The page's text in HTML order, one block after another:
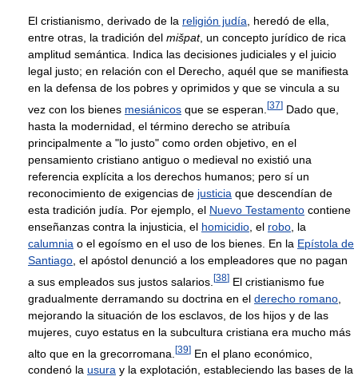
El cristianismo, derivado de la religión judía, heredó de ella,
entre otras, la tradición del mišpat, un concepto jurídico de rica
amplitud semántica. Indica las decisiones judiciales y el juicio
legal justo; en relación con el Derecho, aquél que se manifiesta
en la defensa de los pobres y oprimidos y que se vincula a su
vez con los bienes mesiánicos que se esperan. [37] Dado que,
hasta la modernidad, el término derecho se atribuía
principalmente a "lo justo" como orden objetivo, en el
pensamiento cristiano antiguo o medieval no existió una
referencia explícita a los derechos humanos; pero sí un
reconocimiento de exigencias de justicia que descendían de
esta tradición judía. Por ejemplo, el Nuevo Testamento contiene
enseñanzas contra la injusticia, el homicidio , el robo , la
calumnia o el egoísmo en el uso de los bienes. En la Epístola de
Santiago , el apóstol denunció a los empleadores que no pagan
a sus empleados sus justos salarios. [38] El cristianismo fue
gradualmente derramando su doctrina en el derecho romano
mejorando la situación de los esclavos, de los hijos y de las
mujeres, cuyo estatus en la subcultura cristiana era mucho más
alto que en la grecorromana. [39] En el plano económico,
condenó la usura y la explotación, estableciendo las bases de la